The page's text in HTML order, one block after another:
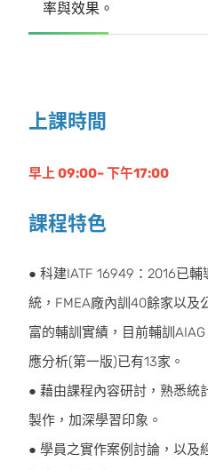
率與效果。
上課時間
早上 09:00~ 下午17:00
課程特色
● 科建IATF 16949：2016已
統，FMEA廠內訓40餘家以及
富的輔訓實績，目前輔訓
應分析(第一版)已有13家。
● 藉由課程內容研討，熟悉統
製作，加深學習印象。
● 學員之實作案例討論，以及